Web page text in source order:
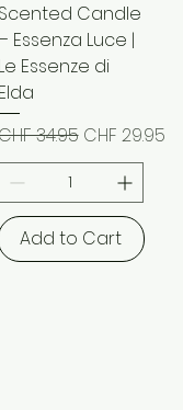
Scented Candle
Essenza Luce |
Le Essenze di
Elda
Price
34.95 Sale Price
CHF 29.95
Add to Cart